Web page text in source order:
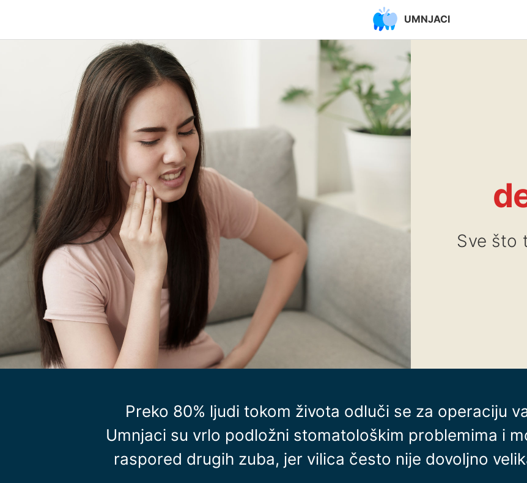
UMNJACI
Sve što
Preko 80% ljudi tokom života odluči se za operaciju
Umnjaci su vrlo podložni stomatološkim problemima i
raspored drugih zuba, jer vilica često nije dovoljno